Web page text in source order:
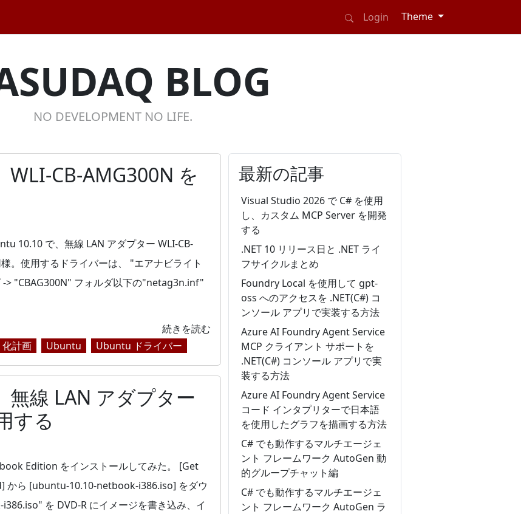
Login Theme
BLOG
NO DEVELOPMENT NO LIFE.
CB-AMG300N を
10.10 で、無線 LAN アダプター WLI-CB-
。使用するドライバーは、 "エアナビライト
> "CBAG300N" フォルダ以下の"netag3n.inf"
続きを読む
計画 Ubuntu Ubuntu ドライバー
線 LAN アダプター
する
Edition をインストールしてみた。 [Get
ら [ubuntu-10.10-netbook-i386.iso] をダウ
を DVD-R にイメージを書き込み、イ
最新の記事
Visual Studio 2026 で C# を使用
し、カスタム MCP Server を開発
する
.NET 10 リリース日と .NET ライ
フサイクルまとめ
Foundry Local を使用して gpt-
oss へのアクセスを .NET(C#) コ
ンソール アプリで実装する方法
Azure AI Foundry Agent Service
MCP クライアント サポートを
.NET(C#) コンソール アプリで実
装する方法
Azure AI Foundry Agent Service
コード インタプリターで日本語
を使用したグラフを描画する方法
C# でも動作するマルチエージェ
ント フレームワーク AutoGen 動
的グループチャット編
C# でも動作するマルチエージェ
ント フレームワーク AutoGen ラ